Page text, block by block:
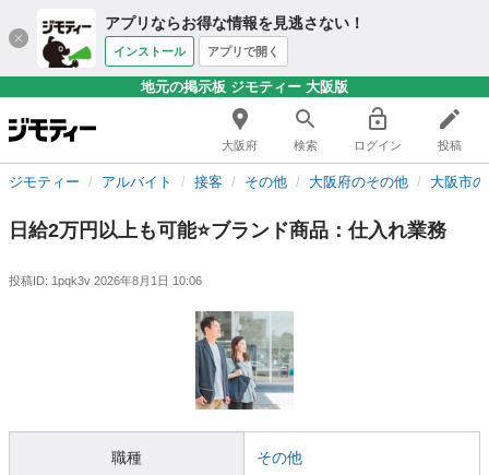
アプリならお得な情報を見逃さない！
インストール アプリで開く
地元の掲示板 ジモティー 大阪版
大阪府 検索 ログイン 投稿
ジモティー アルバイト 接客 その他 大阪府のその他 大阪市
日給2万円以上も可能⭐️ブランド商品：仕入れ業務
投稿ID: 1pqk3v 2026年8月1日 10:06
職種 その他